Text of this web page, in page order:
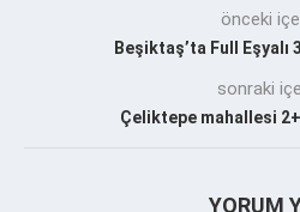
önceki
Beşiktaş’ta Full Eşyalı
sonraki
Çeliktepe mahallesi
YORUM